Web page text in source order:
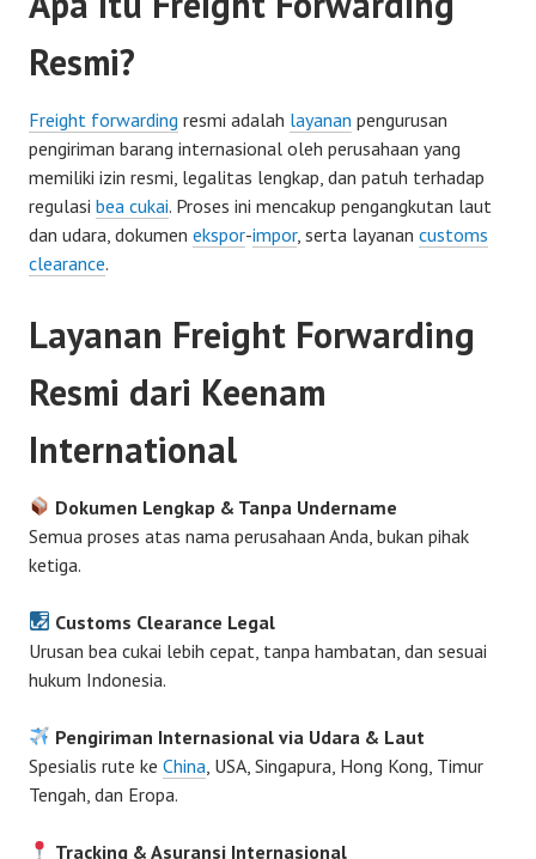
Resmi?
Freight forwarding resmi adalah layanan pengurusan
pengiriman barang internasional oleh perusahaan yang
memiliki izin resmi, legalitas lengkap, dan patuh terhadap
regulasi bea cukai. Proses ini mencakup pengangkutan laut
dan udara, dokumen ekspor-impor, serta layanan customs
clearance.
Layanan Freight Forwarding
Resmi dari Keenam
International
Dokumen Lengkap & Tanpa Undername
Semua proses atas nama perusahaan Anda, bukan pihak
ketiga.
Customs Clearance Legal
Urusan bea cukai lebih cepat, tanpa hambatan, dan sesuai
hukum Indonesia.
Pengiriman Internasional via Udara & Laut
Spesialis rute ke China , USA, Singapura, Hong Kong, Timur
Tengah, dan Eropa.
Tracking & Asuransi Internasional